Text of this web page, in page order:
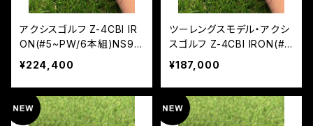
アクシスゴルフ Z-4CBI IR
ON(#5~PW/6本組)NS95
0 NEO
¥224,400
ツーレングスモデル・アクシ
スゴルフ Z-4CBI IRON(#6
~PW/5本組)NS850 NEO
¥187,000